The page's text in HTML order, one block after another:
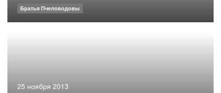
Братья Пчеловодовы
25 ноября 2013